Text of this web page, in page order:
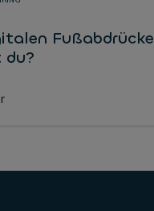
Fußabdrücke